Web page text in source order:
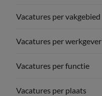
Vacatures per vakgebied
Vacatures per werkgever
Vacatures per functie
Vacatures per plaats